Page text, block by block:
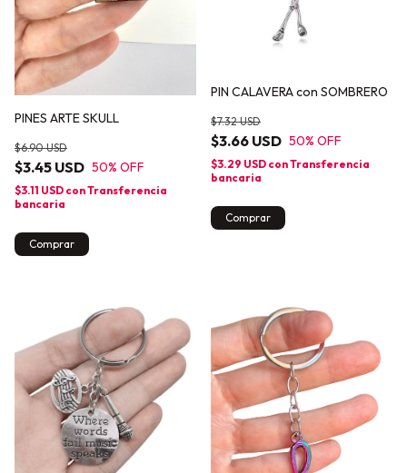
PINES ARTE SKULL
$3.45 USD
$6.90 USD
50% OFF
$3.11 USD conTransferencia
bancaria
Comprar
PIN CALAVERA con SOMBRERO
$3.66 USD
$7.32 USD
50% OFF
$3.29 USD conTransferencia
bancaria
Comprar